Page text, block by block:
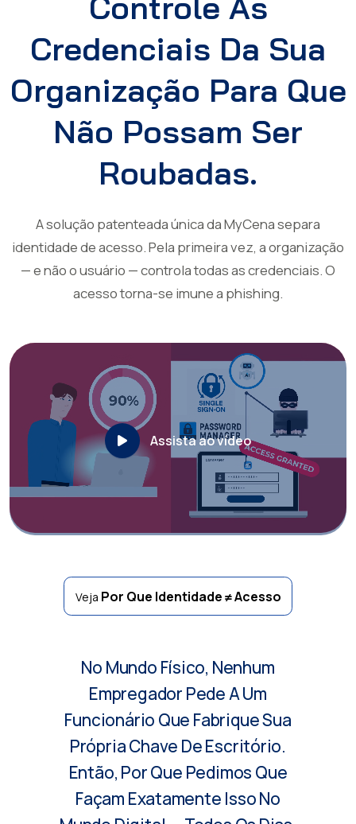
Credenciais Da Sua
Organização Para Que
Não Possam Ser
Roubadas.
A solução patenteada única da MyCena separa
identidade de acesso. Pela primeira vez, a organização
— e não o usuário — controla todas as credenciais. O
acesso torna-se imune a phishing.
Assista ao vídeo
Veja Por Que Identidade ≠ Acesso
No Mundo Físico, Nenhum
Empregador Pede A Um
Funcionário Que Fabrique Sua
Própria Chave De Escritório.
Então, Por Que Pedimos Que
Façam Exatamente Isso No